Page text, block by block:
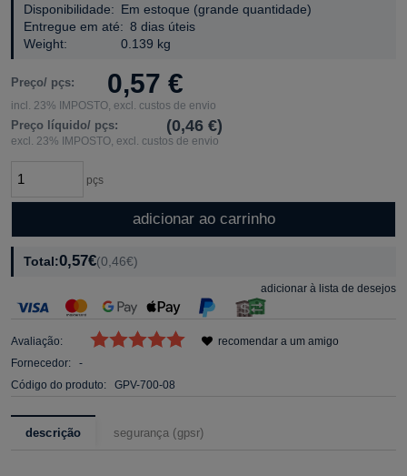
Disponibilidade: Em estoque (grande quantidade)
Entregue em até: 8 dias úteis
Weight:
0.139 kg
Preço/ pçs: 0,57 €
incl. 23% IMPOSTO, excl. custos de envio
Preço líquido/ pçs: (0,46 €)
excl. 23% IMPOSTO, excl. custos de envio
pçs
adicionar ao carrinho
Total:0,57€(0,46€)
adicionar à lista de desejos
Avaliação:
Fornecedor:
-
Código do produto:
GPV-700-08
recomendar a um amigo
descrição segurança (gpsr)